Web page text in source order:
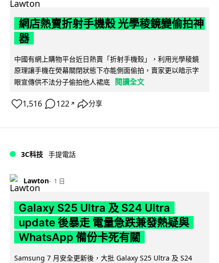
網店熱賣折射手機殼 光學稜鏡變偷拍神
器
中國有網上購物平台近日熱賣「折射手機殼」，利用光學稜鏡
原理讓手機在熒幕關閉狀態下亦能側面偷拍，賣家更以暗示字
眼宣傳供不法分子偷拍他人裙底 閱讀全文
1,516 122 ↗ 分享
3C科技 手提電話
Lawton 1 日
Galaxy S25 Ultra 及 S24 Ultra
update 後暴走 電量急跌兼發熱疑與
WhatsApp 備份卡死有關
Samsung 7 月安全更新後，大批 Galaxy S25 Ultra 及 S24